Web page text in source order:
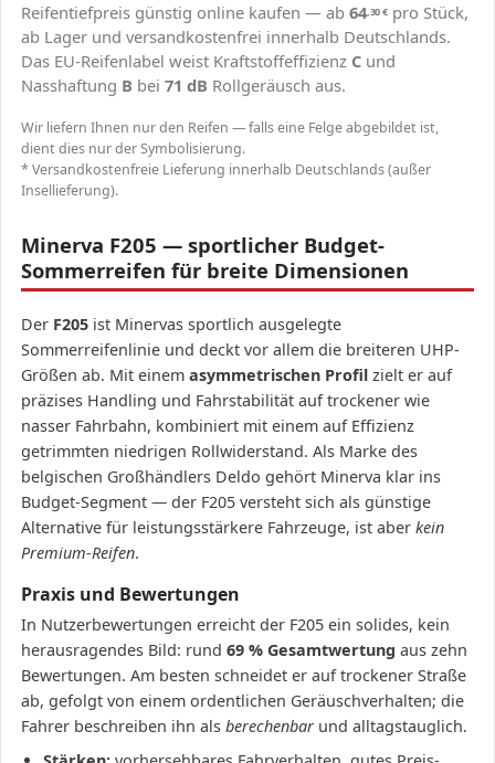
Reifentiefpreis günstig online kaufen — ab 64,30€ pro Stück,
ab Lager und versandkostenfrei innerhalb Deutschlands.
Das EU-Reifenlabel weist Kraftstoffeffizienz C und
Nasshaftung B bei 71 dB Rollgeräusch aus.
Wir liefern Ihnen nur den Reifen — falls eine Felge abgebildet ist,
dient dies nur der Symbolisierung.
* Versandkostenfreie Lieferung innerhalb Deutschlands (außer
Insellieferung).
Minerva F205 — sportlicher Budget-
Sommerreifen für breite Dimensionen
Der F205 ist Minervas sportlich ausgelegte
Sommerreifenlinie und deckt vor allem die breiteren UHP-
Größen ab. Mit einem asymmetrischen Profil zielt er auf
präzises Handling und Fahrstabilität auf trockener wie
nasser Fahrbahn, kombiniert mit einem auf Effizienz
getrimmten niedrigen Rollwiderstand. Als Marke des
belgischen Großhändlers Deldo gehört Minerva klar ins
Budget-Segment — der F205 versteht sich als günstige
Alternative für leistungsstärkere Fahrzeuge, ist aber kein
Premium-Reifen.
Praxis und Bewertungen
In Nutzerbewertungen erreicht der F205 ein solides, kein
herausragendes Bild: rund 69 % Gesamtwertung aus zehn
Bewertungen. Am besten schneidet er auf trockener Straße
ab, gefolgt von einem ordentlichen Geräuschverhalten; die
Fahrer beschreiben ihn als berechenbar und alltagstauglich.